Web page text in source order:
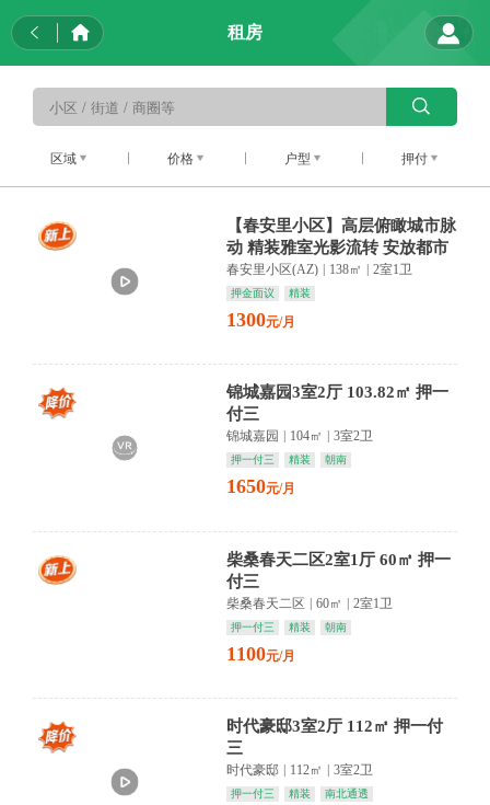
租房
区域 价格 户型 押付
【春安里小区】高层俯瞰城市脉
动 精装雅室光影流转 安放都市
归心
春安里小区(AZ) 138㎡ 2室1卫
押金面议 精装
1300元/月
锦城嘉园3室2厅 103.82㎡ 押一
付三
锦城嘉园 104㎡ 3室2卫
押一付三 精装 朝南
1650元/月
柴桑春天二区2室1厅 60㎡ 押一
付三
柴桑春天二区 60㎡ 2室1卫
押一付三 精装 朝南
1100元/月
时代豪邸3室2厅 112㎡ 押一付
三
时代豪邸 112㎡ 3室2卫
押一付三 精装 南北通透